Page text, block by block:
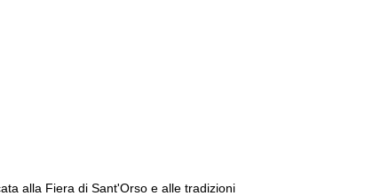
alla Fiera di Sant'Orso e alle tradizioni